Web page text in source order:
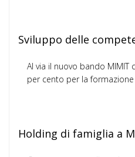
Sviluppo delle
Al via il nuovo bando
per cento per la formazione
Holding di famiglia a